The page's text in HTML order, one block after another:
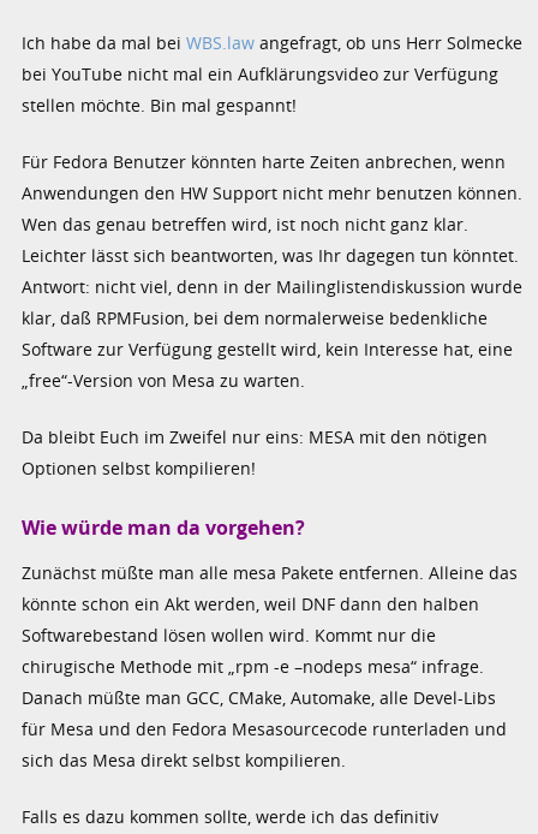
Ich habe da mal beiWBS.law angefragt, ob uns Herr Solmecke
bei YouTube nicht mal ein Aufklärungsvideo zur Verfügung
stellen möchte. Bin mal gespannt!
Für Fedora Benutzer könnten harte Zeiten anbrechen, wenn
Anwendungen den HW Support nicht mehr benutzen können.
Wen das genau betreffen wird, ist noch nicht ganz klar.
Leichter lässt sich beantworten, was Ihr dagegen tun könntet.
Antwort: nicht viel, denn in der Mailinglistendiskussion wurde
klar, daß RPMFusion, bei dem normalerweise bedenkliche
Software zur Verfügung gestellt wird, kein Interesse hat, eine
„free“-Version von Mesa zu warten.
Da bleibt Euch im Zweifel nur eins: MESA mit den nötigen
Optionen selbst kompilieren!
Wie würde man da vorgehen?
Zunächst müßte man alle mesa Pakete entfernen. Alleine das
könnte schon ein Akt werden, weil DNF dann den halben
Softwarebestand lösen wollen wird. Kommt nur die
chirugische Methode mit „rpm -e –nodeps mesa“ infrage.
Danach müßte man GCC, CMake, Automake, alle Devel-Libs
für Mesa und den Fedora Mesasourcecode runterladen und
sich das Mesa direkt selbst kompilieren.
Falls es dazu kommen sollte, werde ich das definitiv